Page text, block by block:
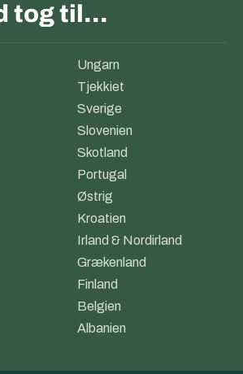
tog til…
Ungarn
Tjekkiet
Sverige
Slovenien
Skotland
Portugal
Østrig
Kroatien
Irland & Nordirland
Grækenland
Finland
Belgien
Albanien